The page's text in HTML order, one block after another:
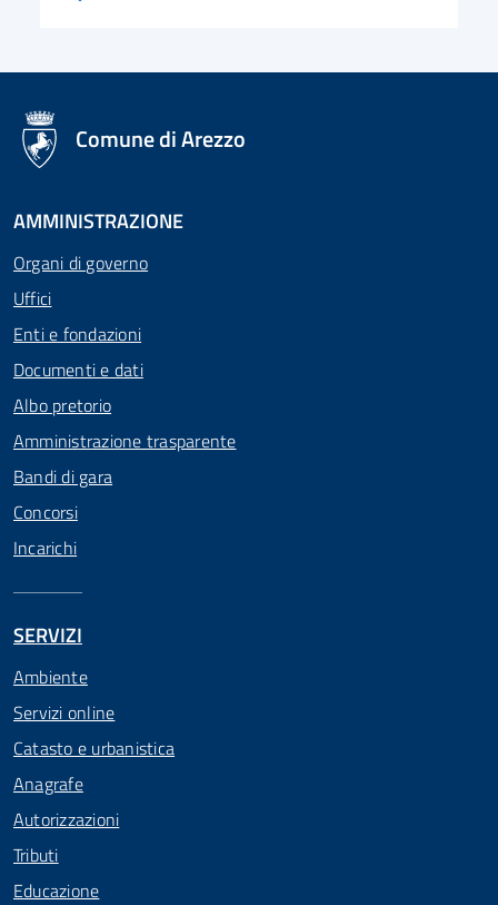
logo Unione Europea
Comune di Arezzo
AMMINISTRAZIONE
Organi di governo
Uffici
Enti e fondazioni
Documenti e dati
Albo pretorio
Amministrazione trasparente
Bandi di gara
Concorsi
Incarichi
SERVIZI
Ambiente
Servizi online
Catasto e urbanistica
Anagrafe
Autorizzazioni
Tributi
Educazione